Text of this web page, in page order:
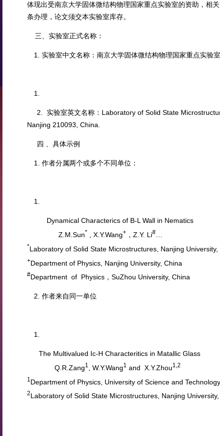
体现出受南京大学固体微结构物理国家重点实验室的资助，相
条办理，论文须交本实验室库存。
三、实验室正式名称：
实验室中文名称：南京大学固体微结构物理国家重点实验室
2. 实验室英文名称：Laboratory of Solid State
Nanjing 210093, China.
四 、具体示例
作者分属两个或多个不同单位：
Dynamical Characterics of B-L Wall in Nematics
Z.M.Sun* , X.Y.Wang+ ，Z.Y. Li#
*Laboratory of Solid State Microstructures, Nanjing University,
+Department of Physics, Nanjing University, China
#Department of Physics，SuZhou University, China
作者来自同一单位
The Multivalued Ic-H Characteritics in Matallic Glass
Q.R.Zang1 , W.Y.Wang1 and X.Y.Zhou1,2
1 Department of Physics, University of Science and
2Laboratory of Solid State Microstructures, Nanjing